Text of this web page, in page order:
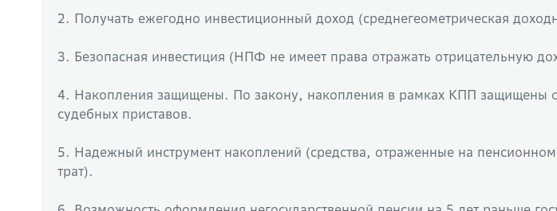
2. Получать ежегодно инвестиционный доход (среднегеометрическая
3. Безопасная инвестиция (НПФ не имеет права отражать отрицательную
4. Накопления защищены. По закону, накопления в рамках КПП защищены
судебных приставов.
5. Надежный инструмент накоплений (средства, отраженные на
трат).